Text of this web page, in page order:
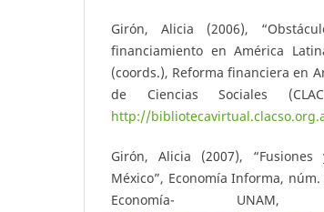
Girón, Alicia (2006),
financiamiento en América
(coords.), Reforma financiera en
de Ciencias Sociales
http://
Girón, Alicia (2007),
México”, Economía Informa,
Economía-